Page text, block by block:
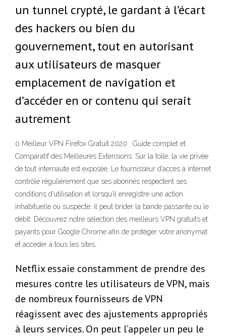
un tunnel crypté, le gardant à l’écart
des hackers ou bien du
gouvernement, tout en autorisant
aux utilisateurs de masquer
emplacement de navigation et
d’accéder en or contenu qui serait
autrement
0 Meilleur VPN Firefox Gratuit 2020 : Guide complet et
Comparatif des Meilleures Extensions. Sur la toile, la vie privée
de tout internaute est exposée. Le fournisseur d’accès à internet
contrôle régulièrement que ses abonnés respectent ses
conditions d’utilisation et lorsqu’il enregistre une action
inhabituelle ou suspecte, il peut brider la bande passante ou le
débit. Découvrez notre sélection des meilleurs VPN gratuits et
payants pour Google Chrome afin de protéger votre anonymat
et accéder à tous les sites.
Netflix essaie constamment de prendre des
mesures contre les utilisateurs de VPN, mais
de nombreux fournisseurs de VPN
réagissent avec des ajustements appropriés
à leurs services. On peut l’appeler un peu le